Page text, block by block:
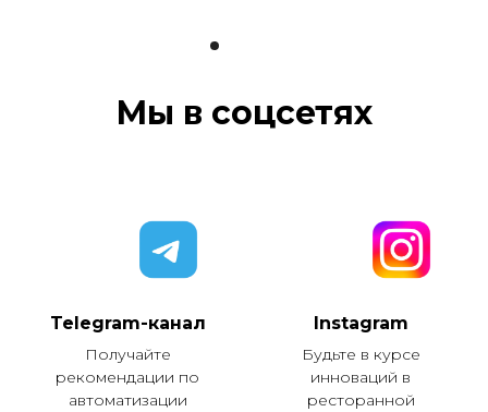
Мы в соцсетях
Telegram-канал
Получайте
рекомендации по
автоматизации
Instagram
Будьте в курсе
инноваций в
ресторанной